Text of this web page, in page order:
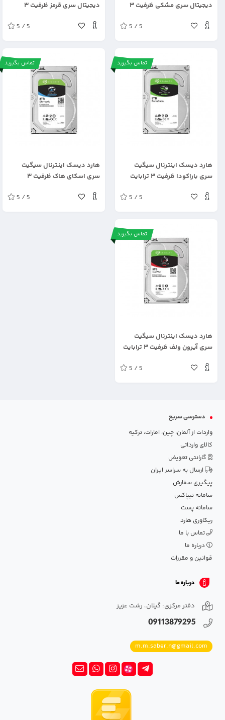
دیجیتال سری مشکی ظرفیت ۳
5 / 5
دیجیتال سری قرمز ظرفیت ۳
5 / 5
تماس بگیرید
هارد دیسک اینترنال سیگیت
سری باراکودا ظرفیت ۳ ترابایت
5 / 5
تماس بگیرید
هارد دیسک اینترنال سیگیت
سری اسکای هاک ظرفیت ۳
5 / 5
تماس بگیرید
هارد دیسک اینترنال سیگیت
سری آیرون ولف ظرفیت ۳ ترابایت
5 / 5
دسترسی سریع
واردات از آلمان، چین، امارات، ترکیه
کالای وارداتی
گارانتی تعویض
ارسال به سراسر ایران
پیگیری سفارش
سامانه تیپاکس
سامانه پست
ریکاوری هارد
تماس با ما
درباره ما
قوانین و مقررات
درباره ما
دفتر مرکزی: گیلان، رشت عزیز
09113879295
m.m.saber.n@gmail.com